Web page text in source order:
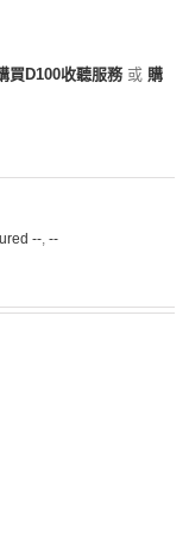
買D100收聽服務 或 購
--, --